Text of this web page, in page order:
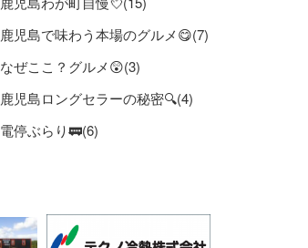
鹿児島で味わう本場のグルメ😋(7)
なぜここ？グルメ😲(3)
鹿児島ロングセラーの秘密🔍(4)
電停ぶらり🚃(6)